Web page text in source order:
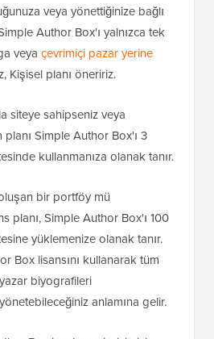
veya yönettiğinize bağlı
Author Box'ı yalnızca tek
veya çevrimiçi pazar yerine
Kişisel planı öneririz.
siteye sahipseniz veya
planı Simple Author Box'ı 3
kullanmanıza olanak tanır.
bir portföy mü
planı, Simple Author Box'ı 100
yüklemenize olanak tanır.
Box lisansını kullanarak tüm
biyografileri
anlamına gelir.